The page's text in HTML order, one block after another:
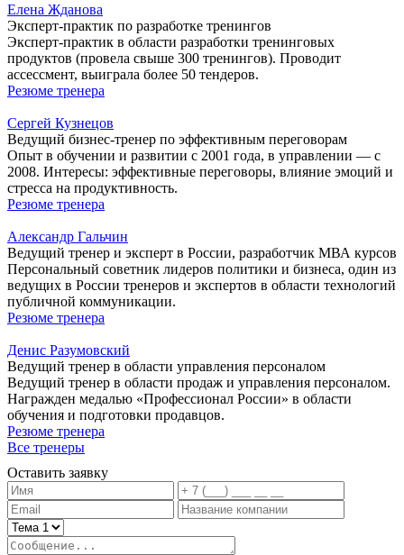
Елена Жданова
Эксперт-практик по разработке тренингов
Эксперт-практик в области разработки тренинговых
продуктов (провела свыше 300 тренингов). Проводит
ассессмент, выиграла более 50 тендеров.
Резюме тренера
Сергей Кузнецов
Ведущий бизнес-тренер по эффективным переговорам
Опыт в обучении и развитии с 2001 года, в управлении — с
2008. Интересы: эффективные переговоры, влияние эмоций и
стресса на продуктивность.
Резюме тренера
Александр Гальчин
Ведущий тренер и эксперт в России, разработчик МВА курсов
Персональный советник лидеров политики и бизнеса, один из
ведущих в России тренеров и экспертов в области технологий
публичной коммуникации.
Резюме тренера
Денис Разумовский
Ведущий тренер в области управления персоналом
Ведущий тренер в области продаж и управления персоналом.
Награжден медалью «Профессионал России» в области
обучения и подготовки продавцов.
Резюме тренера
Все тренеры
Оставить заявку